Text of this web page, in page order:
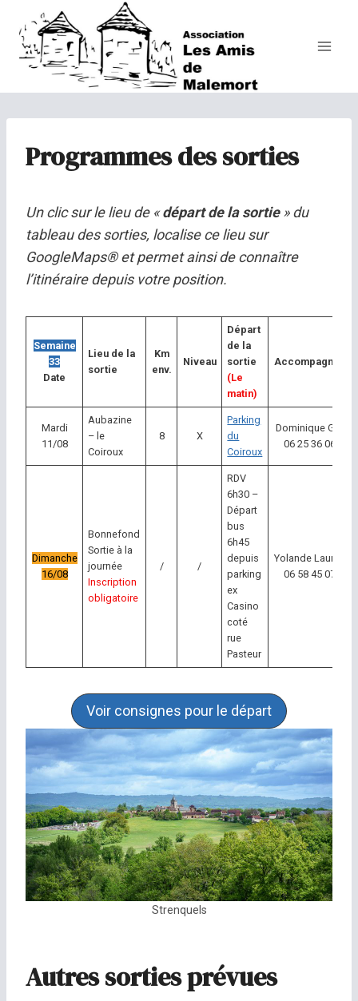
contenu
Programmes des sorties
Un clic sur le lieu de «départ de la sortie» du
tableau des sorties, localise ce lieu sur
GoogleMaps® et permet ainsi de connaître
l’itinéraire depuis votre position.
Semaine
33
Date
Lieu de la
sortie
Km
env.
Niveau
Départ
de la
sortie
(Le
matin)
Accompagnateur
Mardi
11/08
Aubazine
– le
Coiroux
8 X
Parking
du
Coiroux
Dominique Garcia
06 25 36 06 38
Dimanche
16/08
Bonnefond
Sortie à la
journée
Inscription
obligatoire
/ /
RDV
6h30 –
Départ
bus
6h45
depuis
parking
ex
Casino
coté
rue
Pasteur
Yolande Laumond
06 58 45 07 46
Voir consignes pour le départ
Strenquels
Autres sorties prévues